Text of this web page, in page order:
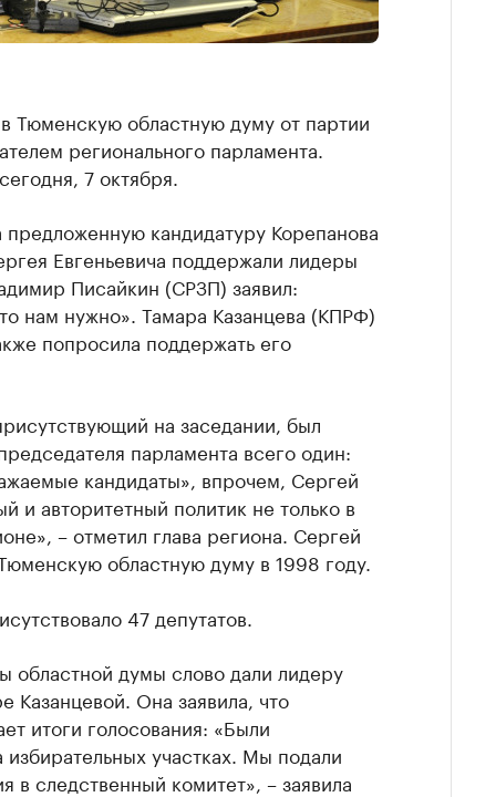
Тюменскую областную думу от партии
регионального парламента.
7 октября.
предложенную кандидатуру Корепанова
Евгеньевича поддержали лидеры
Писайкин (СРЗП) заявил:
нам нужно». Тамара Казанцева (КПРФ)
попросила поддержать его
на заседании, был
парламента всего один:
кандидаты», впрочем, Сергей
и авторитетный политик не только в
– отметил глава региона. Сергей
областную думу в 1998 году.
47 депутатов.
областной думы слово дали лидеру
Казанцевой. Она заявила, что
итоги голосования: «Были
участках. Мы подали
в следственный комитет», – заявила